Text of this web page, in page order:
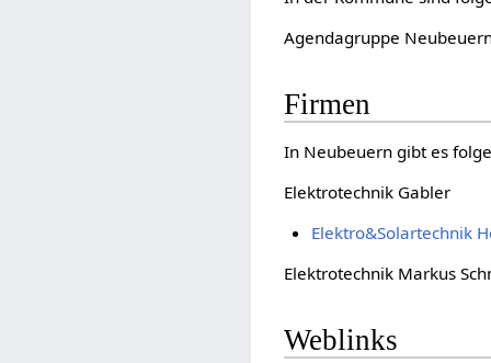
Agendagruppe
Firmen
In Neubeuern gibt es
Elektrotechnik Gabler
Elektro&Solartechnik
Elektrotechnik Markus
Weblinks